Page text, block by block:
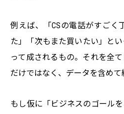
例えば、「CSの電話がすごく
た」「次もまた買いたい」と
って成されるもの。それを全
だけではなく、データを含めて
もし仮に「ビジネスのゴール